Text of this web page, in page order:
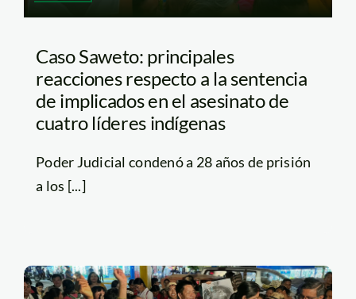
Caso Saweto: principales
reacciones respecto a la sentencia
de implicados en el asesinato de
cuatro líderes indígenas
Poder Judicial condenó a 28 años de prisión
a los [...]